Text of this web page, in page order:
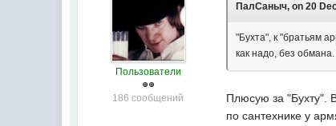
Пользователи
186 сообщений
ПалСаныч, on 20
"Бухта", к "братьям
как надо, без
Плюсую за "Бухту".
по сантехнике у